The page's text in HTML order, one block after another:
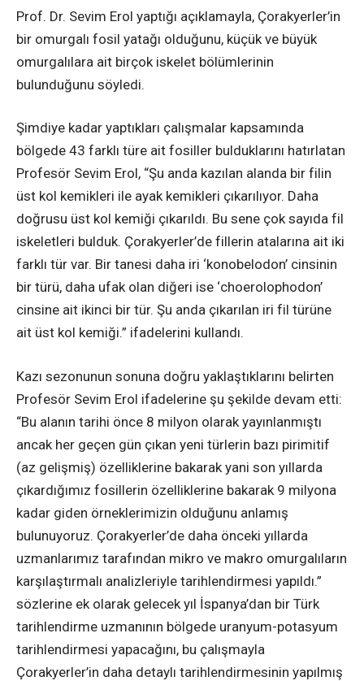
Prof. Dr. Sevim Erol yaptığı açıklamayla, Çorakyerler’in
bir omurgalı fosil yatağı olduğunu, küçük ve büyük
omurgalılara ait birçok iskelet bölümlerinin
bulunduğunu söyledi.
Şimdiye kadar yaptıkları çalışmalar kapsamında
bölgede 43 farklı türe ait fosiller bulduklarını hatırlatan
Profesör Sevim Erol, “Şu anda kazılan alanda bir filin
üst kol kemikleri ile ayak kemikleri çıkarılıyor. Daha
doğrusu üst kol kemiği çıkarıldı. Bu sene çok sayıda fil
iskeletleri bulduk. Çorakyerler’de fillerin atalarına ait iki
farklı tür var. Bir tanesi daha iri ‘konobelodon’ cinsinin
bir türü, daha ufak olan diğeri ise ‘choerolophodon’
cinsine ait ikinci bir tür. Şu anda çıkarılan iri fil türüne
ait üst kol kemiği.” ifadelerini kullandı.
Kazı sezonunun sonuna doğru yaklaştıklarını belirten
Profesör Sevim Erol ifadelerine şu şekilde devam etti:
“Bu alanın tarihi önce 8 milyon olarak yayınlanmıştı
ancak her geçen gün çıkan yeni türlerin bazı pirimitif
(az gelişmiş) özelliklerine bakarak yani son yıllarda
çıkardığımız fosillerin özelliklerine bakarak 9 milyona
kadar giden örneklerimizin olduğunu anlamış
bulunuyoruz. Çorakyerler’de daha önceki yıllarda
uzmanlarımız tarafından mikro ve makro omurgalıların
karşılaştırmalı analizleriyle tarihlendirmesi yapıldı.”
sözlerine ek olarak gelecek yıl İspanya’dan bir Türk
tarihlendirme uzmanının bölgede uranyum-potasyum
tarihlendirmesi yapacağını, bu çalışmayla
Çorakyerler’in daha detaylı tarihlendirmesinin yapılmış